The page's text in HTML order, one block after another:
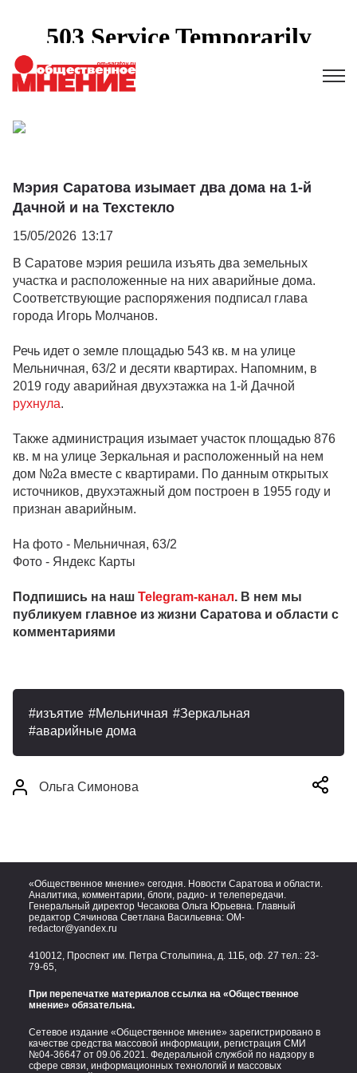
Мэрия Саратова изымает два дома на 1-й
Дачной и на Техстекло
15/05/2026 13:17
В Саратове мэрия решила изъять два земельных
участка и расположенные на них аварийные дома.
Соответствующие распоряжения подписал глава
города Игорь Молчанов.
Речь идет о земле площадью 543 кв. м на улице
Мельничная, 63/2 и десяти квартирах. Напомним, в
2019 году аварийная двухэтажка на 1-й Дачной
рухнула.
Также администрация изымает участок площадью 876
кв. м на улице Зеркальная и расположенный на нем
дом №2а вместе с квартирами. По данным открытых
источников, двухэтажный дом построен в 1955 году и
признан аварийным.
На фото - Мельничная, 63/2
Фото - Яндекс Карты
Подпишись на наш Telegram-канал. В нем мы
публикуем главное из жизни Саратова и области с
комментариями
изъятие Мельничная
Зеркальная
аварийные дома
Ольга Симонова
«Общественное мнение» сегодня. Новости Саратова и области.
Аналитика, комментарии, блоги, радио- и телепередачи.
Генеральный директор Чесакова Ольга Юрьевна. Главный
редактор Сячинова Светлана Васильевна: OM-
redactor@yandex.ru
410012, Проспект им. Петра Столыпина, д. 11Б, оф. 27 тел.: 23-
79-65,
При перепечатке материалов ссылка на «Общественное
мнение» обязательна.
Сетевое издание «Общественное мнение» зарегистрировано в
качестве средства массовой информации, регистрация СМИ
№04-36647 от 09.06.2021. Федеральной службой по надзору в
сфере связи, информационных технологий и массовых